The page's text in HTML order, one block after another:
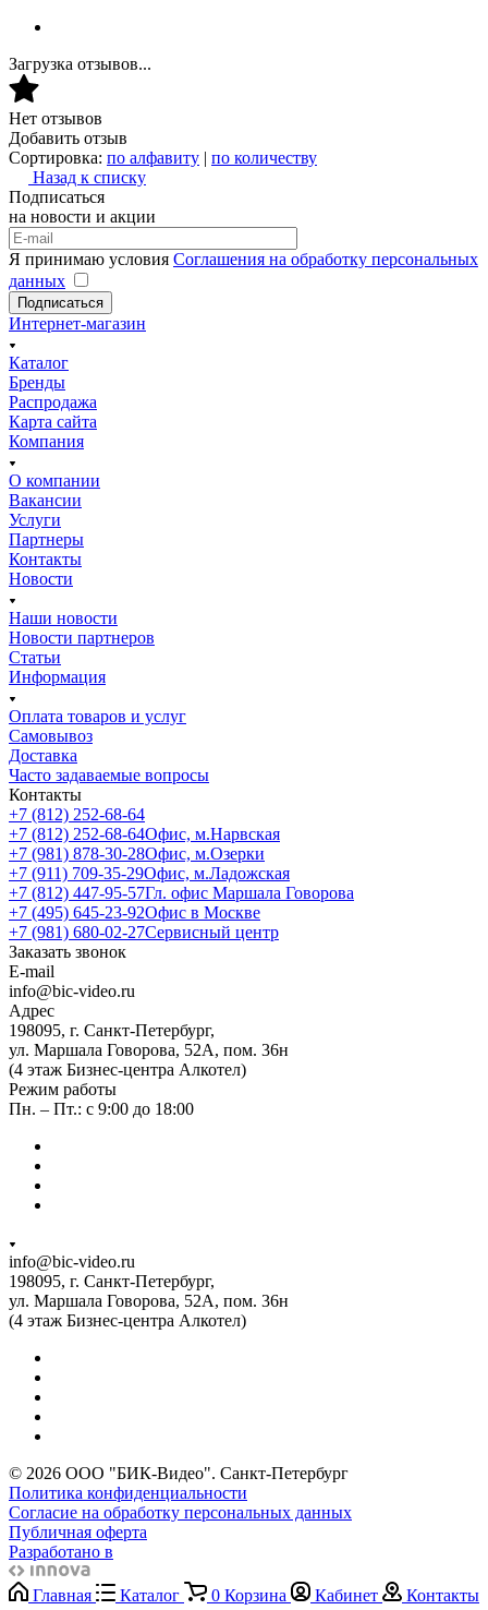
Загрузка отзывов...
Нет отзывов
Добавить отзыв
Сортировка: по алфавиту | по количеству
Назад к списку
Подписаться
на новости и акции
Я принимаю условия Соглашения на обработку персональных
данных
Подписаться
Интернет-магазин
Каталог
Бренды
Распродажа
Карта сайта
Компания
О компании
Вакансии
Услуги
Партнеры
Контакты
Новости
Наши новости
Новости партнеров
Статьи
Информация
Оплата товаров и услуг
Самовывоз
Доставка
Часто задаваемые вопросы
Контакты
+7 (812) 252-68-64
+7 (812) 252-68-64Офис, м.Нарвская
+7 (981) 878-30-28Офис, м.Озерки
+7 (911) 709-35-29Офис, м.Ладожская
+7 (812) 447-95-57Гл. офис Маршала Говорова
+7 (495) 645-23-92Офис в Москве
+7 (981) 680-02-27Сервисный центр
Заказать звонок
E-mail
info@bic-video.ru
Адрес
198095, г. Санкт-Петербург,
ул. Маршала Говорова, 52А, пом. 36н
(4 этаж Бизнес-центра Алкотел)
Режим работы
Пн. – Пт.: с 9:00 до 18:00
info@bic-video.ru
198095, г. Санкт-Петербург,
ул. Маршала Говорова, 52А, пом. 36н
(4 этаж Бизнес-центра Алкотел)
© 2026 ООО "БИК-Видео". Санкт-Петербург
Политика конфиденциальности
Согласие на обработку персональных данных
Публичная оферта
Разработано в
Главная Каталог 0 Корзина Кабинет Контакты